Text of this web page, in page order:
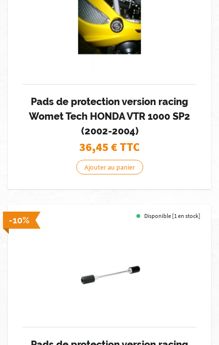
Pads de protection version racing
Womet Tech HONDA VTR 1000 SP2
(2002-2004)
36,45€ TTC
Ajouter au panier
-10% Disponible [1 en stock]